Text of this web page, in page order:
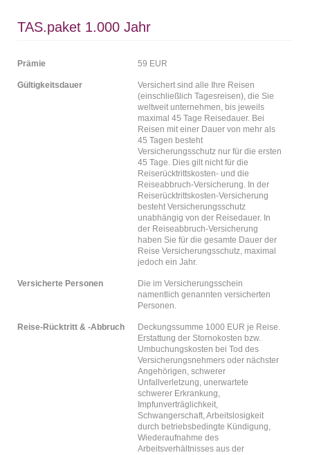
TAS.paket 1.000 Jahr
Prämie 59 EUR
Gültigkeitsdauer
Versichert sind alle Ihre Reisen
(einschließlich Tagesreisen), die Sie
weltweit unternehmen, bis jeweils
maximal 45 Tage Reisedauer. Bei
Reisen mit einer Dauer von mehr als
45 Tagen besteht
Versicherungsschutz nur für die ersten
45 Tage. Dies gilt nicht für die
Reiserücktrittskosten- und die
Reiseabbruch-Versicherung. In der
Reiserücktrittskosten-Versicherung
besteht Versicherungsschutz
unabhängig von der Reisedauer. In
der Reiseabbruch-Versicherung
haben Sie für die gesamte Dauer der
Reise Versicherungsschutz, maximal
jedoch ein Jahr.
Versicherte Personen
Die im Versicherungsschein
namentlich genannten versicherten
Personen.
Reise-Rücktritt & -Abbruch
Deckungssumme 1000 EUR je Reise.
Erstattung der Stornokosten bzw.
Umbuchungskosten bei Tod des
Versicherungsnehmers oder nächster
Angehörigen, schwerer
Unfallverletzung, unerwartete
schwerer Erkrankung,
Impfunverträglichkeit,
Schwangerschaft, Arbeitslosigkeit
durch betriebsbedingte Kündigung,
Wiederaufnahme des
Arbeitsverhältnisses aus der